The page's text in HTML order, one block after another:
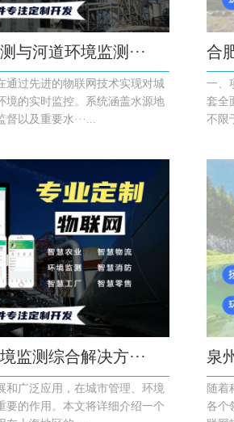
与河道环境监测···
通过先进的物联网技术实现对城
境的实时监控。系统涵盖水源地
以及重要水···...
合
一、
套全
不限
监测综合解决方···
和广泛应用，在城市管理、环境
要的作用。本文将详细介绍一个
泉
随着
各个